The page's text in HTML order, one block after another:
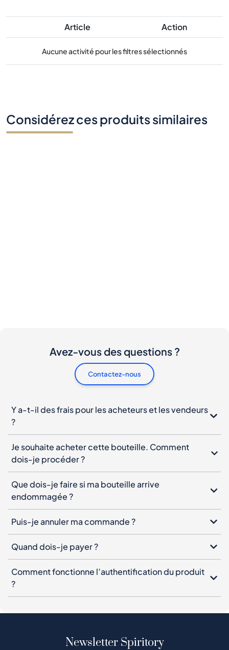
Article Action
Aucune activité pour les filtres sélectionnés
Considérez ces produits similaires
Avez-vous des questions ?
Contactez-nous
Y a-t-il des frais pour les acheteurs et les vendeurs
?
Je souhaite acheter cette bouteille. Comment
dois-je procéder ?
Que dois-je faire si ma bouteille arrive
endommagée ?
Puis-je annuler ma commande ?
Quand dois-je payer ?
Comment fonctionne l’authentification du produit
?
Newsletter Spiritory